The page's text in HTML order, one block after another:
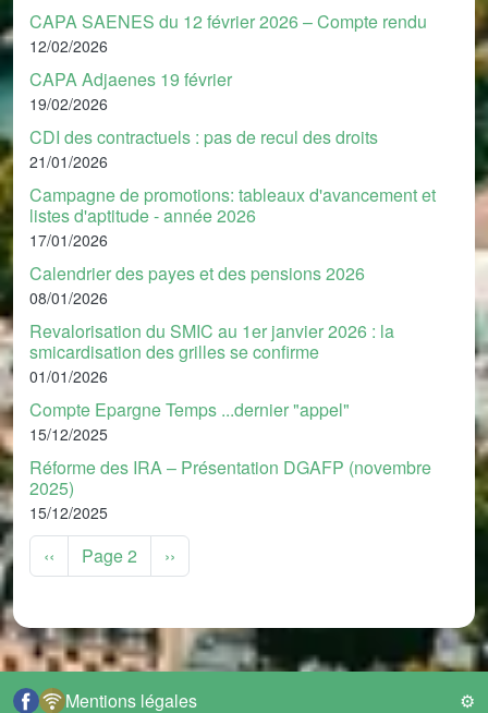
CAPA SAENES du 12 février 2026 – Compte rendu
12/02/2026
CAPA Adjaenes 19 février
19/02/2026
CDI des contractuels : pas de recul des droits
21/01/2026
Campagne de promotions: tableaux d'avancement et
listes d'aptitude - année 2026
17/01/2026
Calendrier des payes et des pensions 2026
08/01/2026
Revalorisation du SMIC au 1er janvier 2026 : la
smicardisation des grilles se confirme
01/01/2026
Compte Epargne Temps ...dernier "appel"
15/12/2025
Réforme des IRA – Présentation DGAFP (novembre
2025)
15/12/2025
Pagination
Page précédente
‹‹ Page 2 Page suivante
››
Pied de page
Mentions légales ⚙️